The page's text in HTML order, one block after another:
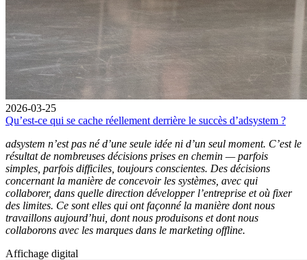
2026-03-25
Qu’est-ce qui se cache réellement derrière le succès d’adsystem ?
adsystem n’est pas né d’une seule idée ni d’un seul moment. C’est le
résultat de nombreuses décisions prises en chemin — parfois
simples, parfois difficiles, toujours conscientes. Des décisions
concernant la manière de concevoir les systèmes, avec qui
collaborer, dans quelle direction développer l’entreprise et où fixer
des limites. Ce sont elles qui ont façonné la manière dont nous
travaillons aujourd’hui, dont nous produisons et dont nous
collaborons avec les marques dans le marketing offline.
Affichage digital